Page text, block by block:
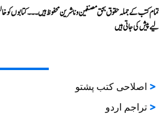
تمام کتب کے جملہ حقوق بحق مصنفین و ناشرین محفوظ ہیں۔۔۔ کتابوں کو
لیے پیش کی جاتی ہیں
اصلاحی کتب پشتو
تراجم اردو